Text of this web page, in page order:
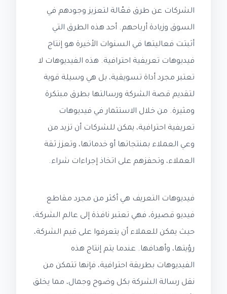
الشركات عن طرق فعّالة لتعزيز وجودهم في
السوق وزيادة أرباحهم. أحد هذه الطرق التي
أثبتت فعاليتها في السنوات الأخيرة هو إنتاج
فيديوهات تعريفية احترافية. هذه الفيديوهات لا
تعتبر مجرد أداة تسويقية، بل هي وسيلة قوية
لتقديم قصة الشركة ورسالتها بطرق مبتكرة
ومثيرة. من خلال الاستثمار في فيديوهات
تعريفية احترافية، يمكن للشركات أن تزيد من
وعي العملاء بمنتجاتها أو خدماتها، وتعزز ثقة
العملاء، وتحفزهم على اتخاذ إجراءات شراء.
فيديوهات التعريف هي أكثر من مجرد مقاطع
فيديو قصيرة، فهي تعتبر نافذة إلى عالم الشركة،
حيث يمكن للعملاء أن يتعرفوا على قيم الشركة،
رؤيتها، وأهدافها. عندما يتم إنتاج هذه
الفيديوهات بطريقة احترافية، فإنها تتمكن من
نقل رسالة الشركة بكل وضوح وجمال، مما يخلق